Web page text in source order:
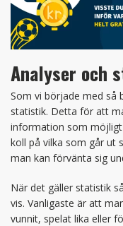
Analyser och
Som vi började med så
statistik. Detta för att
information som
koll på vilka som går ut
man kan förvänta sig
När det gäller statistik
vis. Vanligaste är att
vunnit, spelat lika eller